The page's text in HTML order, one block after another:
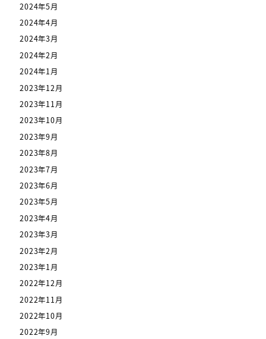
2024年5月
2024年4月
2024年3月
2024年2月
2024年1月
2023年12月
2023年11月
2023年10月
2023年9月
2023年8月
2023年7月
2023年6月
2023年5月
2023年4月
2023年3月
2023年2月
2023年1月
2022年12月
2022年11月
2022年10月
2022年9月